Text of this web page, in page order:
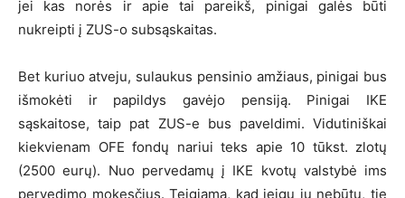
jei kas norės ir apie tai pareikš, pinigai galės būti
nukreipti į ZUS-o subsąskaitas.
Bet kuriuo atveju, sulaukus pensinio amžiaus, pinigai bus
išmokėti ir papildys gavėjo pensiją. Pinigai IKE
sąskaitose, taip pat ZUS-e bus paveldimi. Vidutiniškai
kiekvienam OFE fondų nariui teks apie 10 tūkst. zlotų
(2500 eurų). Nuo pervedamų į IKE kvotų valstybė ims
pervedimo mokesčius. Teigiama, kad jeigu jų nebūtų, tie